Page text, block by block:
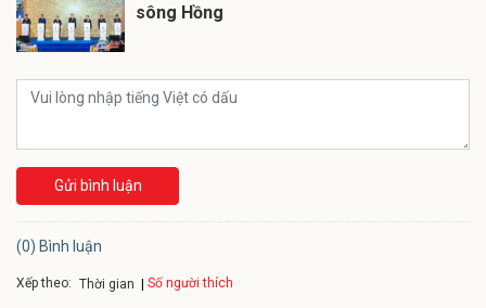
sông Hồng
Gửi bình luận
(0) Bình luận
Xếp theo: Thời gian Số người thích